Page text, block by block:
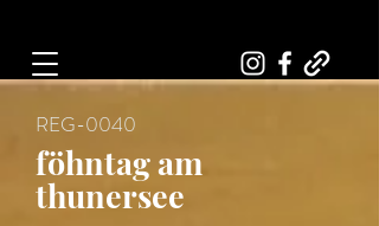
REG-0040
föhntag am
thunersee